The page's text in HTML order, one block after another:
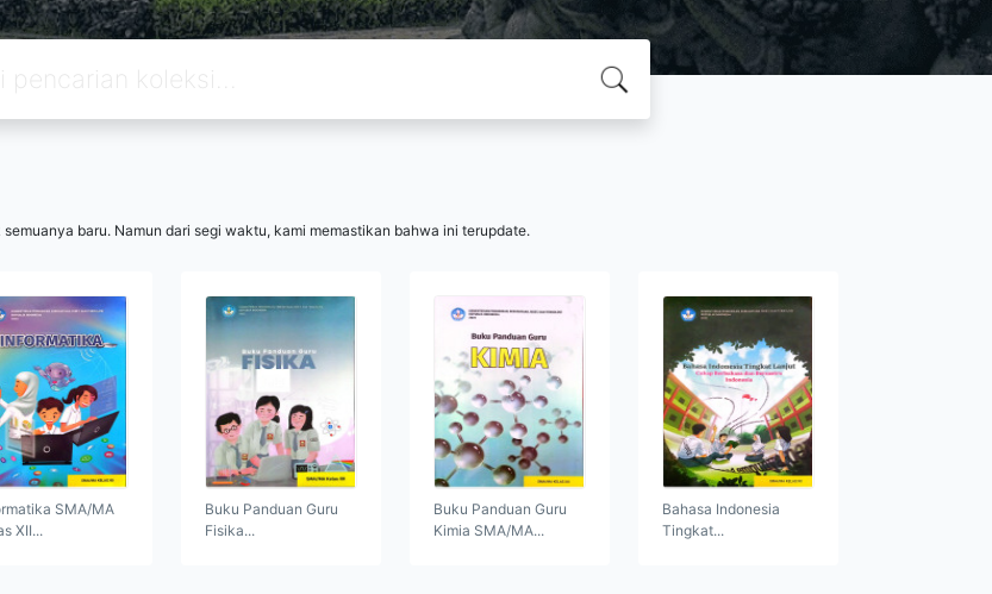
baru. Namun dari segi waktu, kami memastikan bahwa ini terupdate.
SMA/MA
XII...
Buku Panduan Guru
Fisika...
Buku Panduan Guru
Kimia SMA/MA...
Bahasa Indonesia
Tingkat...